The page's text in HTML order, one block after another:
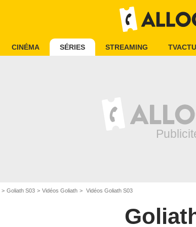
CINÉMA SÉRIES STREAMING TVACTU
Goliath S03 Vidéos Goliath Vidéos Goliath S03